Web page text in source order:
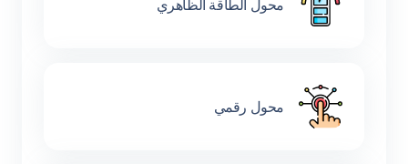
محول الطاقة الظاهري
محول رقمي